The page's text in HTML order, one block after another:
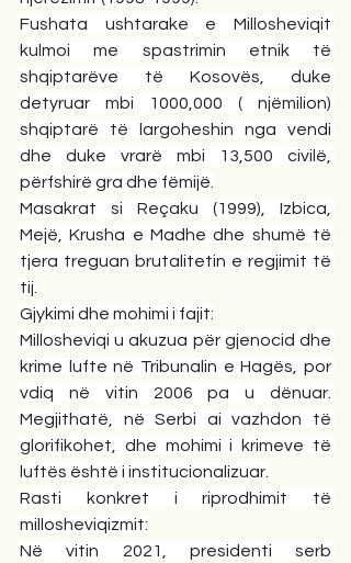
Fushata ushtarake e Millosheviqit
kulmoi me spastrimin etnik të
shqiptarëve të Kosovës, duke
detyruar mbi 1000,000 ( njëmilion)
shqiptarë të largoheshin nga vendi
dhe duke vrarë mbi 13,500 civilë,
përfshirë gra dhe fëmijë.
Masakrat si Reçaku (1999), Izbica,
Mejë, Krusha e Madhe dhe shumë të
tjera treguan brutalitetin e regjimit të
tij.
Gjykimi dhe mohimi i fajit:
Millosheviqi u akuzua për gjenocid dhe
krime lufte në Tribunalin e Hagës, por
vdiq në vitin 2006 pa u dënuar.
Megjithatë, në Serbi ai vazhdon të
glorifikohet, dhe mohimi i krimeve të
luftës është i institucionalizuar.
Rasti konkret i riprodhimit të
millosheviqizmit:
Në vitin 2021, presidenti serb